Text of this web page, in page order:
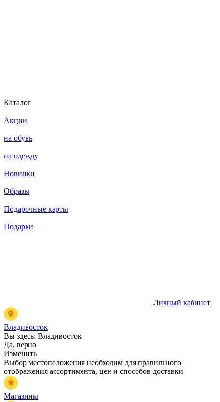
Каталог
Акции
на обувь
на одежду
Новинки
Образы
Подарочные карты
Подарки
Личный кабинет
Владивосток
Вы здесь: Владивосток
Да, верно
Изменить
Выбор местоположения необходим для правильного
отображения ассортимента, цен и способов доставки
Магазины